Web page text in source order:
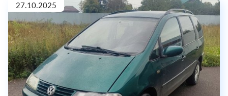
27.10.2025